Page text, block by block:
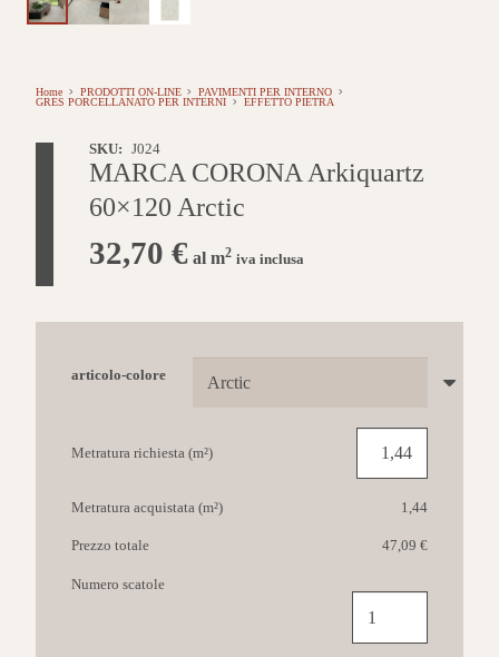
Home PRODOTTI ON-LINE
PAVIMENTI PER INTERNO
GRES PORCELLANATO PER INTERNI
EFFETTO PIETRA
SKU: J024
MARCA CORONA Arkiquartz
60×120 Arctic
32,70 € al m2 iva inclusa
articolo-colore
Metratura richiesta (m²)
Metratura acquistata (m²) 1,44
Prezzo totale 47,09 €
CORONA
Arkiquartz
Numero scatole